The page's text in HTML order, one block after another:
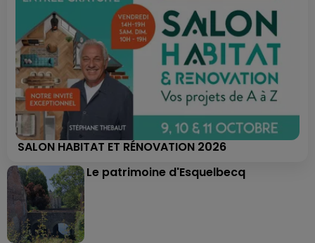
SALON HABITAT ET RÉNOVATION 2026
Le patrimoine d'Esquelbecq